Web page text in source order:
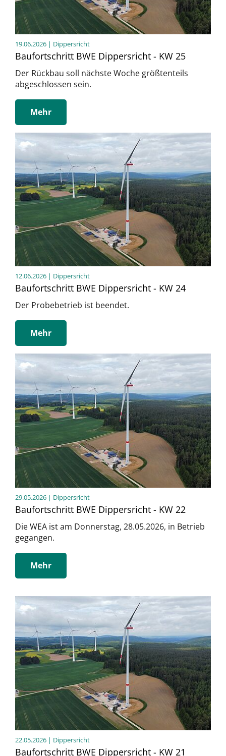
19.06.2026 | Dippersricht
Baufortschritt BWE Dippersricht - KW 25
Der Rückbau soll nächste Woche größtenteils
abgeschlossen sein.
Mehr
12.06.2026 | Dippersricht
Baufortschritt BWE Dippersricht - KW 24
Der Probebetrieb ist beendet.
Mehr
29.05.2026 | Dippersricht
Baufortschritt BWE Dippersricht - KW 22
Die WEA ist am Donnerstag, 28.05.2026, in Betrieb
gegangen.
Mehr
22.05.2026 | Dippersricht
Baufortschritt BWE Dippersricht - KW 21